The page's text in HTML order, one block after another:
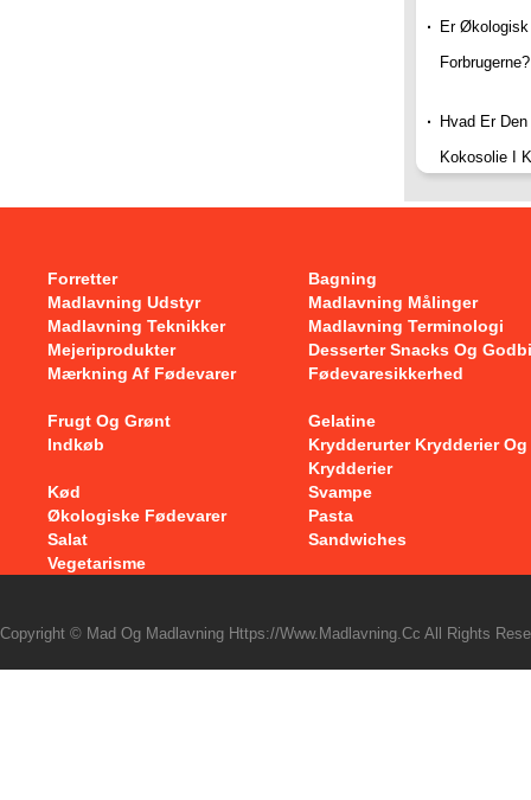
Er
Forbrugerne?
Hvad Er
Kokosolie I
Forretter
Bagning
Madlavning Udstyr
Madlavning Målinger
Madlavning Teknikker
Madlavning Terminologi
Mejeriprodukter
Desserter Snacks Og
Mærkning Af Fødevarer
Fødevaresikkerhed
Frugt Og Grønt
Gelatine
Indkøb
Krydderurter Krydderier Og
Krydderier
Kød
Svampe
Økologiske Fødevarer
Pasta
Salat
Sandwiches
Vegetarisme
Copyright © Mad Og Madlavning Https://www.madlavning.cc All Rights